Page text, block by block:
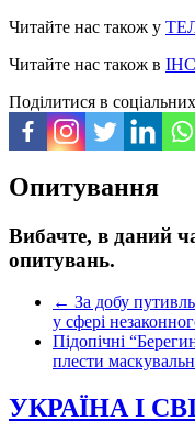
Читайте нас також у
Читайте нас також в
Поділитися в
Опитування
Вибачте, в даний
опитувань.
← За добу
у сфері
Підопічні
плести
УКРАЇНА І